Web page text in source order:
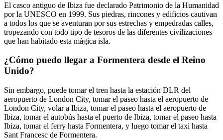
El casco antiguo de Ibiza fue declarado Patrimonio de la Humanidad
por la UNESCO en 1999. Sus piedras, rincones y edificios cautivan
a todos los que se aventuran por sus estrechas y empedradas calles,
tropezando con todo tipo de tesoros de las diferentes civilizaciones
que han habitado esta mágica isla.
¿Cómo puedo llegar a Formentera desde el Reino
Unido?
Sin embargo, puede tomar el tren hasta la estación DLR del
aeropuerto de London City, tomar el paseo hasta el aeropuerto de
London City, volar a Ibiza, tomar el paseo hasta el aeropuerto de
Ibiza, tomar el autobús hasta el puerto de Ibiza, tomar el paseo hasta
Ibiza, tomar el ferry hasta Formentera, y luego tomar el taxi hasta
Sant Francesc de Formentera.